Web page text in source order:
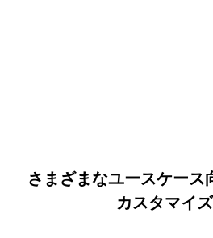
さまざまなユースケース
カスタマイ